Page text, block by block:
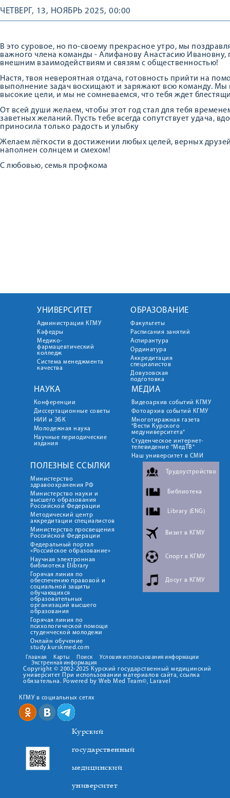
ЧЕТВЕРГ, 13, НОЯБРЬ 2025, 00:00
В это суровое, но по-своему прекрасное утро, мы
важного члена команды - Алифанову Анастасию
внешним взаимодействиям и связям с общественностью!
Настя, твоя невероятная отдача, готовность прийти на
выполнение задач восхищают и заряжают всю команду. Мы
высокие цели, и мы не сомневаемся, что тебя ждет
От всей души желаем, чтобы этот год стал для тебя
заветных желаний. Пусть тебе всегда сопутствует удача,
приносила только радость и улыбку
Желаем лёгкости в достижении любых целей, верных
наполнен солнцем и смехом!
С любовью, семья профкома
УНИВЕРСИТЕТ
Администрация КГМУ
Кафедры
Медико-
фармацевтический
колледж
Система менеджмента
качества
ОБРАЗОВАНИЕ
Факультеты
Расписания занятий
Аспирантура
Ординатура
Аккредитация
специалистов
Довузовская
подготовка
НАУКА
Конференции
Диссертационные советы
НИИ и ЭБК
Молодежная наука
Научные периодические
издания
МЕДИА
Видеоархив событий КГМУ
Фотоархив событий КГМУ
Многотиражная газета
"Вести Курского
медуниверситета"
Студенческое интернет-
телевидение "МедТВ"
Наш университет в СМИ
ПОЛЕЗНЫЕ ССЫЛКИ
Министерство
здравоохранения РФ
Министерство науки и
высшего образования
Российской Федерации
Методический центр
аккредитации специалистов
Министерство просвещения
Российской Федерации
Федеральный портал
«Российское образование»
Научная электронная
библиотека Elibrary
Горячая линия по
обеспечению правовой и
социальной защиты
обучающихся
образовательных
организаций высшего
образования
Горячая линия по
психологической помощи
студенческой молодежи
Онлайн обучение
study.kurskmed.com
Трудоустройство
Библиотека
Library (ENG)
Визит в КГМУ
Спорт в КГМУ
Досуг в КГМУ
Главная Карты Поиск
Условия использования информации
Экстренная информация
Copyright © 2002-2025 Курский государственный медицинский
университет При использовании материалов сайта, ссылка
обязательна. Powered by Web Med Team©, Laravel
КГМУ в социальных сетях
Курский
государственный
медицинский
университет